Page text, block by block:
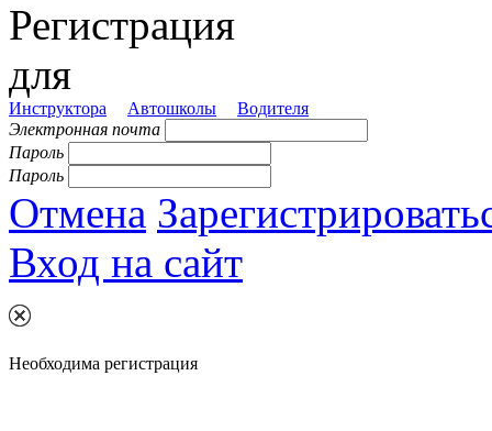
Регистрация
для
Инструктора Автошколы
Водителя
Электронная почта
Пароль
Пароль
Отмена
Вход на сайт
Необходима регистрация